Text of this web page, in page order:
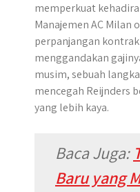
memperkuat
Manajemen AC Milan
perpanjangan
menggandakan
musim, sebuah
mencegah Reijnders
yang lebih kaya.
Baca Juga:
Baru yang